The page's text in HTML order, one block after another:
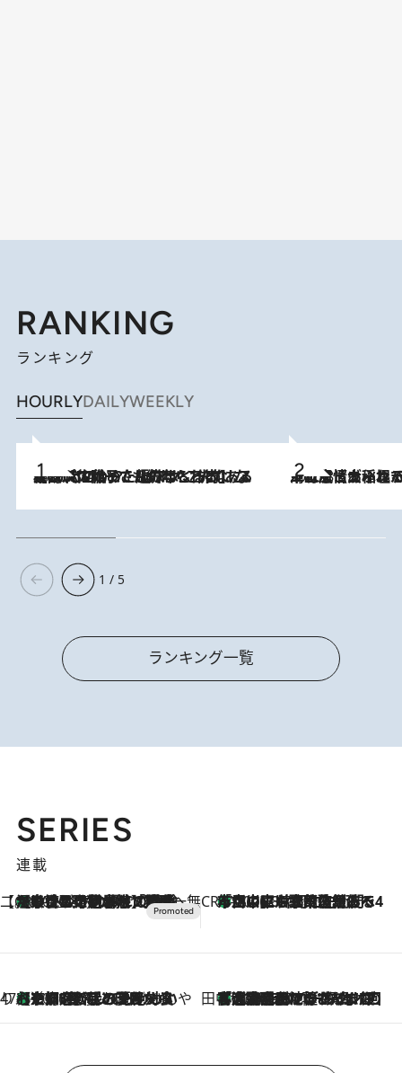
RANKING
ランキング
HOURLYDAILYWEEKLY
2026.8.5
【阿川佐和子さんの年とる力】なぜ70代で始めた趣味は“こんなに楽しい”のか？ ピアノ、俳句…スランプに陥っても続けられる“ある秘訣”とは 2026.8.5
下町風情あふれる台北屈指の人気エリア・大稲埕でセンスのいい台湾土産《ヴ
1 / 5
ランキング一覧
SERIES
連載
【CREA×星野リゾート】唯一無二。癒しと発見が待つ場所へ
2026.8.7
【トンボの足水浴】ヒノキの香りに包まれて涼感マックス！約13℃の湧水かけ流しを避暑地「星野温泉 トンボの湯」で体験 CREA'S CHOICE
2026.8.7
「立川にも歌舞伎があるんだよ」 片岡仁左衛門・市川中車ら豪華座組みで4年目の立川立飛歌舞伎へ
47都道府県の手みやげ ひんやりスイーツで夏を満喫
2026.8.7
【京都府】この夏絶対食べたい 冷やしておいしいおやつ3選 ひと口目から心を掴む新緑のテリーヌ 田中稲の勝手に再ブーム
2026.8.7
「湘南乃風に憧れて」観客大盛上がりの“タオル回し”に、ラッパー顔負けの高速歌唱まで…さだまさし（74）のアグレッシブすぎる現在地